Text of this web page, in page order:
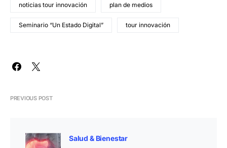
noticias tour innovación plan de medios
Seminario “Un Estado Digital” tour innovación
PREVIOUS POST
Salud & Bienestar